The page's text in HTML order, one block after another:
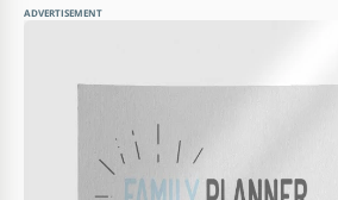
ADVERTISEMENT